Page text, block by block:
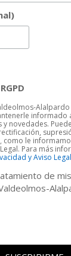
informado
novedades.
como le
Para más
y Aviso Legal
de